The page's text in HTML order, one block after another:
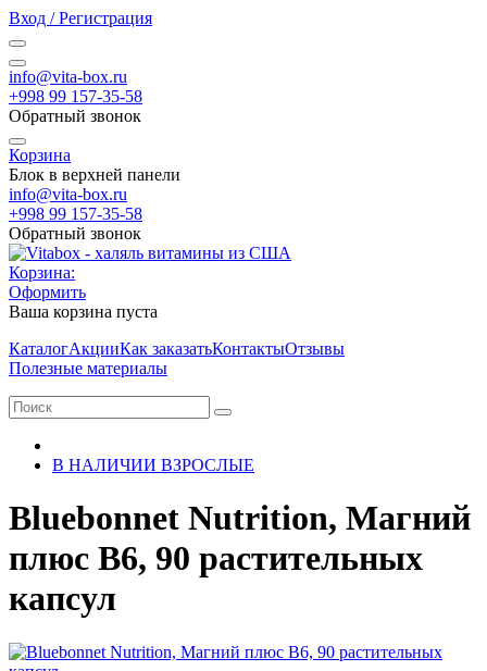
Вход / Регистрация
info@vita-box.ru
+998 99 157-35-58
Обратный звонок
Корзина
Блок в верхней панели
info@vita-box.ru
+998 99 157-35-58
Обратный звонок
Корзина:
Оформить
Ваша корзина пуста
КаталогАкцииКак заказатьКонтактыОтзывы
Полезные материалы
В НАЛИЧИИ ВЗРОСЛЫЕ
Bluebonnet Nutrition, Магний
плюс B6, 90 растительных
капсул